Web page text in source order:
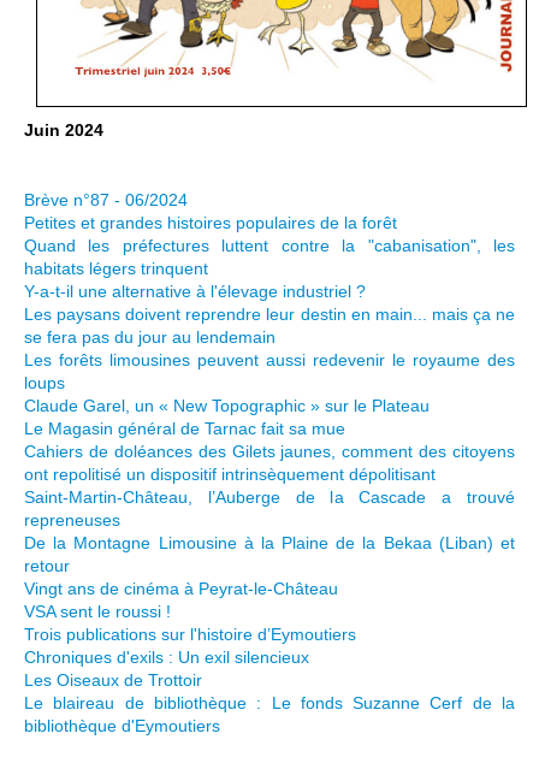
Juin 2024
Brève n°87 - 06/2024
Petites et grandes histoires populaires de la forêt
Quand les préfectures luttent contre la "cabanisation", les
habitats légers trinquent
Y-a-t-il une alternative à l'élevage industriel ?
Les paysans doivent reprendre leur destin en main... mais ça ne
se fera pas du jour au lendemain
Les forêts limousines peuvent aussi redevenir le royaume des
loups
Claude Garel, un « New Topographic » sur le Plateau
Le Magasin général de Tarnac fait sa mue
Cahiers de doléances des Gilets jaunes, comment des citoyens
ont repolitisé un dispositif intrinsèquement dépolitisant
Saint-Martin-Château, l’Auberge de la Cascade a trouvé
repreneuses
De la Montagne Limousine à la Plaine de la Bekaa (Liban) et
retour
Vingt ans de cinéma à Peyrat-le-Château
VSA sent le roussi !
Trois publications sur l'histoire d’Eymoutiers
Chroniques d'exils : Un exil silencieux
Les Oiseaux de Trottoir
Le blaireau de bibliothèque : Le fonds Suzanne Cerf de la
bibliothèque d'Eymoutiers